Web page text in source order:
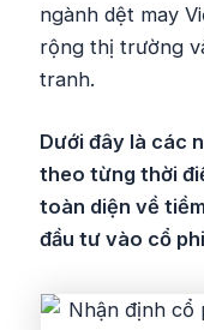
ngành dệt may
rộng thị trường
tranh.
Dưới đây là các
theo từng thời
toàn diện về
đầu tư vào cổ